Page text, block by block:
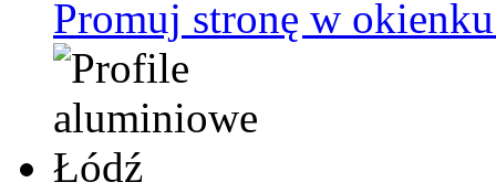
Promuj stronę w